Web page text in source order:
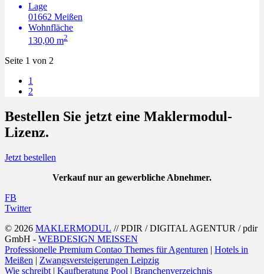
Lage
01662 Meißen
Wohnfläche
130,00 m2
Seite 1 von 2
1
2
Bestellen Sie jetzt eine Maklermodul-
Lizenz.
Jetzt bestellen
Verkauf nur an gewerbliche Abnehmer.
FB
Twitter
© 2026 MAKLERMODUL // PDIR / DIGITAL AGENTUR / pdir
GmbH - WEBDESIGN MEISSEN
Professionelle Premium Contao Themes für Agenturen | Hotels in
Meißen | Zwangsversteigerungen Leipzig
Wie schreibt | Kaufberatung Pool | Branchenverzeichnis